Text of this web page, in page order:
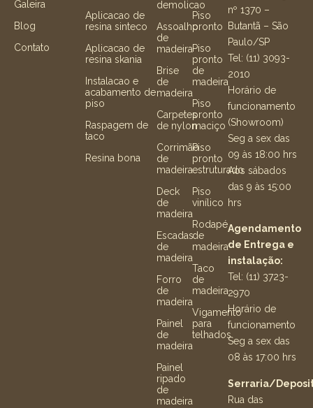
Galeira
Blog
Contato
Aplicacao de
resina sinteco
Aplicacao de
resina skania
Instalacao e
acabamento de
piso
Raspagem de
taco
Resina bona
demolicao
Assoalho
de
madeira
Brise
de
madeira
Carpetes
de nylon
Corrimão
de
madeira
Deck
de
madeira
Escadas
de
madeira
Forro
de
madeira
Painel
de
madeira
Painel
ripado
de
madeira
Piso
pronto
Piso
pronto
de
madeira
Piso
pronto
maciço
Piso
pronto
estruturado
Piso
vinílico
Rodapé
de
madeira
Taco
de
madeira
Vigamento
para
telhados
nº 1370 –
Butantã – São
Paulo/SP
Tel: (11) 3093-
2010
Horário de
funcionamento
(Showroom)
Seg a sex das
09 às 18:00 hrs
Aos sábados
das 9 às 15:00
hrs
Agendamento
de Entrega e
instalação:
Tel: (11) 3723-
2970
Horário de
funcionamento
Seg a sex das
08 às 17:00 hrs
Serraria/
Rua das